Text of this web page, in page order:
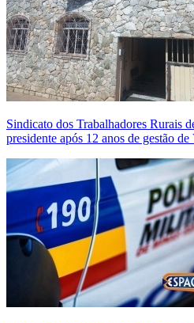
Sindicato dos Trabalhadores Rurais
presidente após 12 anos de gestão